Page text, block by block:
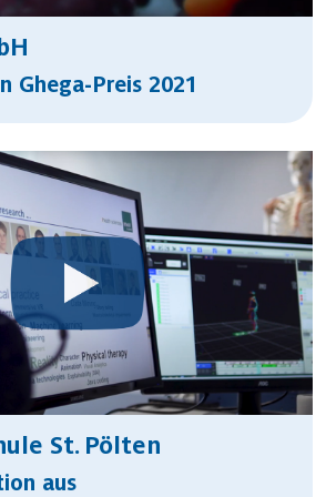
Ghega-Preis 2021
St. Pölten
aus